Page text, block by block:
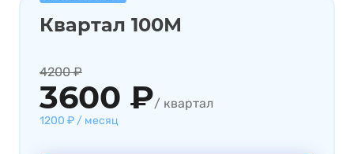
Квартал 100М
4200 ₽
3600 ₽/ квартал
1200 ₽ / месяц